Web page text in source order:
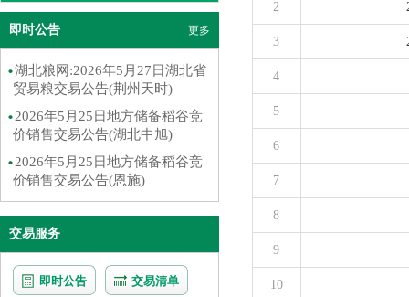
即时公告 更多
湖北粮网:2026年5月27日湖北省
贸易粮交易公告(荆州天时)
2026年5月25日地方储备稻谷竞
价销售交易公告(湖北中旭)
2026年5月25日地方储备稻谷竞
价销售交易公告(恩施)
交易服务
即时公告 交易清单
2
3
4
5
6
7
8
9
10